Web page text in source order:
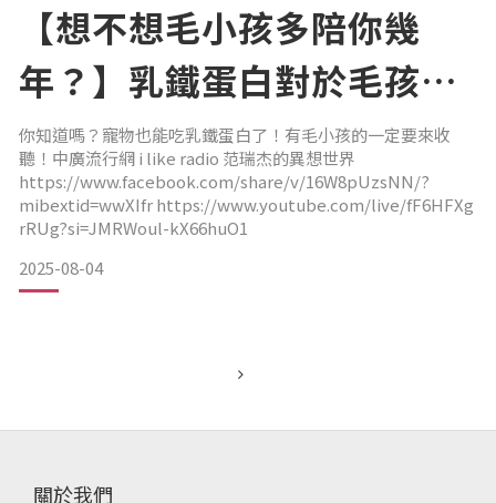
【想不想毛小孩多陪你幾
年？】乳鐵蛋白對於毛孩的
好處
你知道嗎？寵物也能吃乳鐵蛋白了！有毛小孩的一定要來收
聽！中廣流行網 i like radio 范瑞杰的異想世界
https://www.facebook.com/share/v/16W8pUzsNN/?
mibextid=wwXIfr https://www.youtube.com/live/fF6HFXg
rRUg?si=JMRWoul-kX66huO1
2025-08-04
關於我們